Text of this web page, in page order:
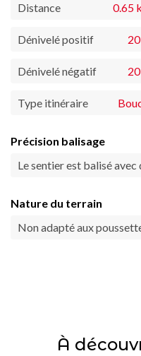
Distance 0.65
Dénivelé positif
Dénivelé négatif
Type itinéraire
Précision balisage
Le sentier est balisé avec
Nature du terrain
Non adapté aux
À